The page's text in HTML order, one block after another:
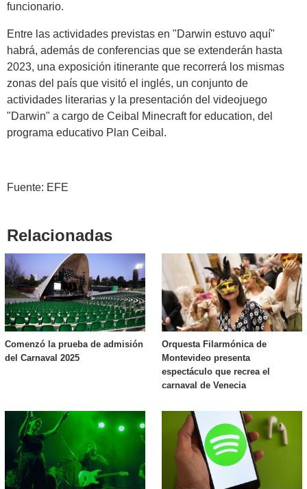
funcionario.
Entre las actividades previstas en "Darwin estuvo aquí"
habrá, además de conferencias que se extenderán hasta
2023, una exposición itinerante que recorrerá los mismas
zonas del país que visitó el inglés, un conjunto de
actividades literarias y la presentación del videojuego
"Darwin" a cargo de Ceibal Minecraft for education, del
programa educativo Plan Ceibal.
Fuente: EFE
Relacionadas
Comenzó la prueba de admisión
del Carnaval 2025
Orquesta Filarmónica de
Montevideo presenta
espectáculo que recrea el
carnaval de Venecia